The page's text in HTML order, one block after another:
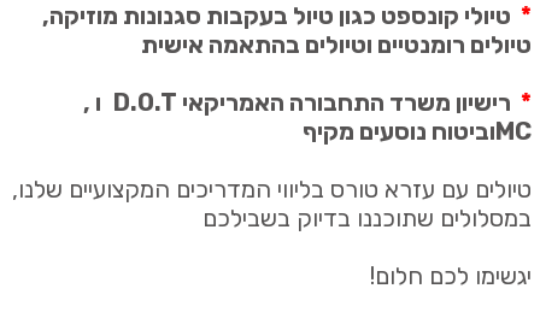
* טיולי קונספט כגון טיול בעקבות סגנונות מוזיקה,
טיולים רומנטיים וטיולים בהתאמה אישית
* רישיון משרד התחבורה האמריקאי D.O.T ו ,
MCוביטוח נוסעים מקיף
טיולים עם עזרא טורס בליווי המדריכים המקצועיים שלנו,
במסלולים שתוכננו בדיוק בשבילכם
יגשימו לכם חלום!